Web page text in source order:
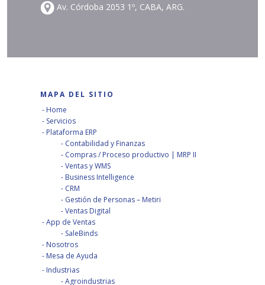
Av. Córdoba 2053 1º, CABA, ARG.
MAPA DEL SITIO
Home
Servicios
Plataforma ERP
Contabilidad y Finanzas
Compras / Proceso productivo | MRP II
Ventas y WMS
Business Intelligence
CRM
Gestión de Personas – Metiri
Ventas Digital
App de Ventas
SaleBinds
Nosotros
Mesa de Ayuda
Industrias
Agroindustrias